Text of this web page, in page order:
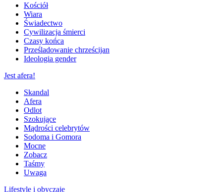
Kościół
Wiara
Świadectwo
Cywilizacja śmierci
Czasy końca
Prześladowanie chrześcijan
Ideologia gender
Jest afera!
Skandal
Afera
Odlot
Szokujące
Mądrości celebrytów
Sodoma i Gomora
Mocne
Zobacz
Taśmy
Uwaga
Lifestyle i obyczaje